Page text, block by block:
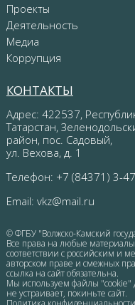
Проекты
Деятельность
Медиа
Коррупция
КОНТАКТЫ
Адрес: 422537,
Татарстан,
район, пос. Садовый,
ул. Вехова, д. 1
Телефон: +7 (84371) 3-
Email: vkz@mail.ru
© ФГБУ "Волжско-Камский
Все права на любые
соответствии с российским и
авторском праве и смежных
ссылка на сайт обязательна.
Мы используем файлы "cookie"
не устраивает, покиньте сайт.